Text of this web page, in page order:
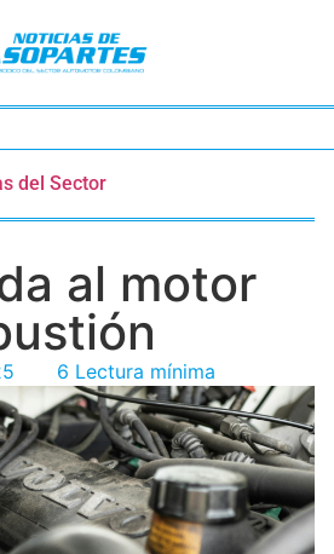
del Sector
al motor
6 Lectura mínima